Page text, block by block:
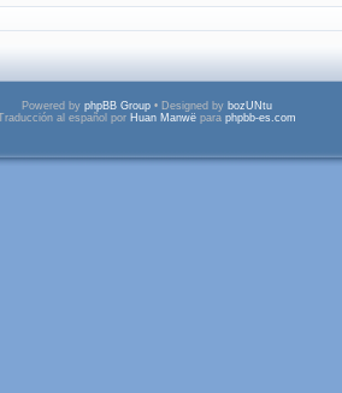
Powered by phpBB Group • Designed by bozUNtu
al español por Huan Manwë para phpbb-es.com